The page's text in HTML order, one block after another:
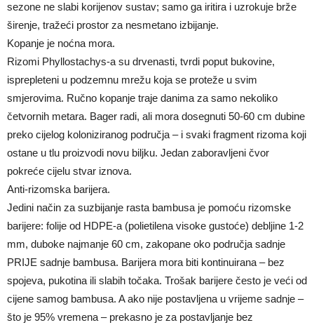
sezone ne slabi korijenov sustav; samo ga iritira i uzrokuje brže
širenje, tražeći prostor za nesmetano izbijanje.
Kopanje je noćna mora.
Rizomi Phyllostachys-a su drvenasti, tvrdi poput bukovine,
isprepleteni u podzemnu mrežu koja se proteže u svim
smjerovima. Ručno kopanje traje danima za samo nekoliko
četvornih metara. Bager radi, ali mora dosegnuti 50-60 cm dubine
preko cijelog koloniziranog područja – i svaki fragment rizoma koji
ostane u tlu proizvodi novu biljku. Jedan zaboravljeni čvor
pokreće cijelu stvar iznova.
Anti-rizomska barijera.
Jedini način za suzbijanje rasta bambusa je pomoću rizomske
barijere: folije od HDPE-a (polietilena visoke gustoće) debljine 1-2
mm, duboke najmanje 60 cm, zakopane oko područja sadnje
PRIJE sadnje bambusa. Barijera mora biti kontinuirana – bez
spojeva, pukotina ili slabih točaka. Trošak barijere često je veći od
cijene samog bambusa. A ako nije postavljena u vrijeme sadnje –
što je 95% vremena – prekasno je za postavljanje bez